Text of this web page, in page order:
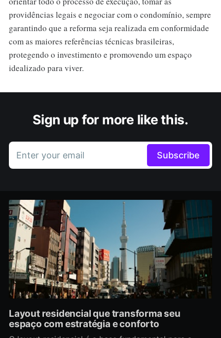
providências legais e negociar com o condomínio, sempre
garantindo que a reforma seja realizada em conformidade
com as maiores referências técnicas brasileiras,
protegendo o investimento e promovendo um espaço
idealizado para viver.
Sign up for more like this.
Enter your email Subscribe
Layout residencial que transforma seu
espaço com estratégia e conforto